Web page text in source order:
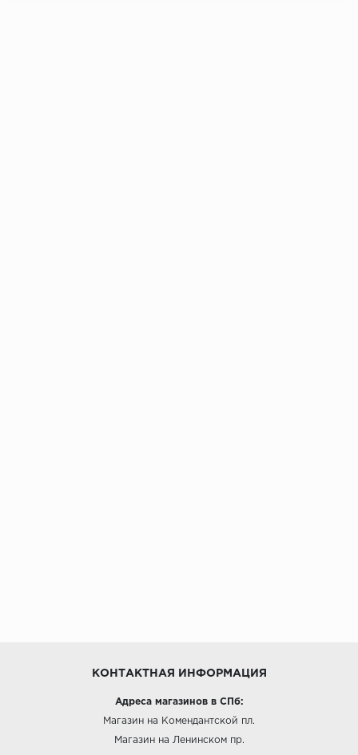
КОНТАКТНАЯ ИНФОРМАЦИЯ
Адреса магазинов в СПб:
Магазин на Комендантской пл.
Магазин на Ленинском пр.